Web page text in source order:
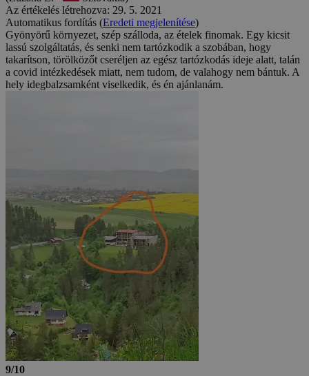
Az értékelés létrehozva: 29. 5. 2021
Automatikus fordítás (Eredeti megjelenítése)
Gyönyörű környezet, szép szálloda, az ételek finomak. Egy kicsit
lassú szolgáltatás, és senki nem tartózkodik a szobában, hogy
takarítson, törölközőt cseréljen az egész tartózkodás ideje alatt, talán
a covid intézkedések miatt, nem tudom, de valahogy nem bántuk. A
hely idegbalzsamként viselkedik, és én ajánlanám.
9/10